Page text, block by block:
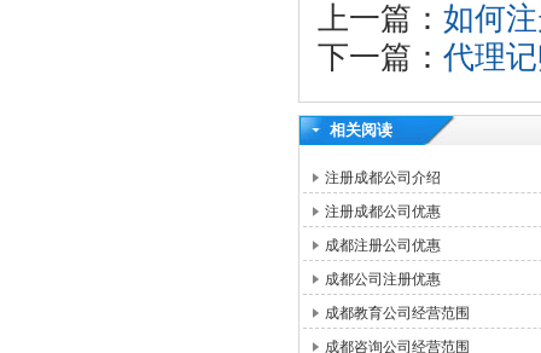
上一篇： 如何
下一篇： 代理
相关阅读
注册成都公司介绍
注册成都公司优惠
成都注册公司优惠
成都公司注册优惠
成都教育公司经营范围
成都咨询公司经营范围